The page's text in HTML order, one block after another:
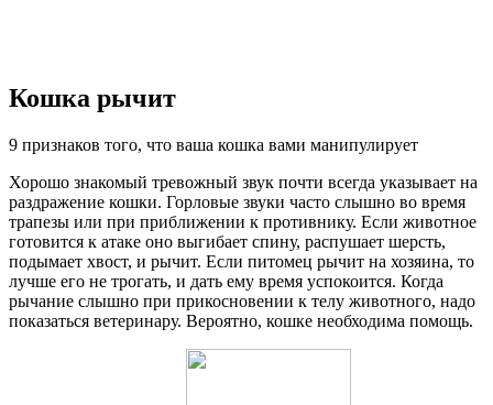
Кошка рычит
9 признаков того, что ваша кошка вами манипулирует
Хорошо знакомый тревожный звук почти всегда указывает на
раздражение кошки. Горловые звуки часто слышно во время
трапезы или при приближении к противнику. Если животное
готовится к атаке оно выгибает спину, распушает шерсть,
подымает хвост, и рычит. Если питомец рычит на хозяина, то
лучше его не трогать, и дать ему время успокоится. Когда
рычание слышно при прикосновении к телу животного, надо
показаться ветеринару. Вероятно, кошке необходима помощь.